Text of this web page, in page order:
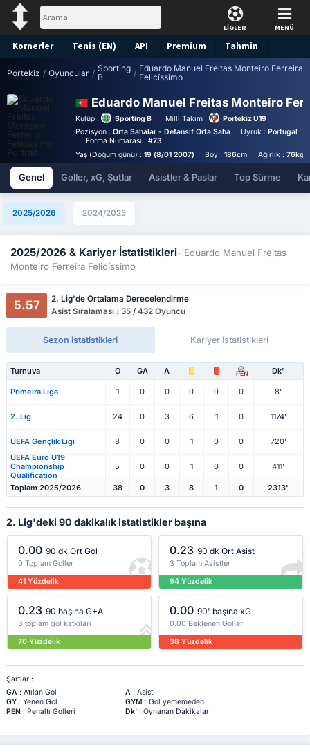
LİGLER MENÜ
Kornerler Tenis (EN) API Premium Tahmin
Portekiz / Oyuncular / Sporting
B
/ Eduardo Manuel Freitas Monteiro Ferreira
Felicíssimo
Eduardo Manuel Freitas Monteiro
Kulüp : Sporting B Milli Takım :
Portekiz U19
Pozisyon : Orta Sahalar - Defansif Orta Saha Uyruk :Portugal
Forma Numarası :#73
Yaş (Doğum günü) : 19 (8/01 2007) Boy :186cm Ağırlık : 76kg
Genel Goller, xG, Şutlar Asistler & Paslar Top Sürme
2025/2026 2024/2025
2025/2026 & Kariyer İstatistikleri- Eduardo Manuel Freitas
Monteiro Ferreira Felicíssimo
5.57
2. Lig'de Ortalama Derecelendirme
Asist Sıralaması : 35 / 432 Oyuncu
Sezon istatistikleri Kariyer istatistikleri
Turnuva O GA A PEN Dk'
Primeira Liga 1 0 0 0 0 0 8'
2. Lig 24 0 3 6 1 0 1174'
UEFA Gençlik Ligi 8 0 0 1 0 0
720'
UEFA Euro U19
Championship
Qualification
5 0 0 1 0 0 411'
Toplam 2025/2026 38 0 3 8 1 0 2313'
2. Lig'deki 90 dakikalık istatistikler başına
0.00 90 dk Ort Gol
0 Toplam Goller
41 Yüzdelik
0.23 90 dk Ort Asist
3 Toplam Asistler
94 Yüzdelik
0.23 90 başına G+A
3 toplam gol katkıları
70 Yüzdelik
0.00 90' başına xG
0.00 Beklenen Goller
38 Yüzdelik
Şartlar :
GA: Atılan Gol A: Asist
GY: Yenen Gol GYM : Gol yememeden
PEN: Penaltı Golleri Dk': Oynanan Dakikalar